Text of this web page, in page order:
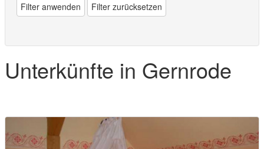
Filter anwenden Filter zurücksetzen
Unterkünfte in Gernrode